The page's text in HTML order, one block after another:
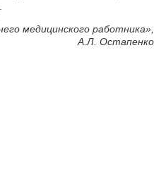
медицинского работника»,
А.Л. Остапенко